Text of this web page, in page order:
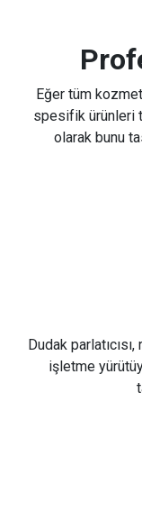
Eğer tüm
spesifik ürünleri
olarak bunu
Dudak
işletme